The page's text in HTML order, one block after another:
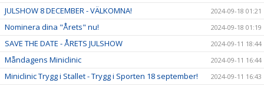
JULSHOW 8 DECEMBER - VÄLKOMNA! 2024-09-18 01:21
Nominera dina "Årets" nu! 2024-09-18 01:19
SAVE THE DATE - ÅRETS JULSHOW 2024-09-11 18:44
Måndagens Miniclinic 2024-09-11 16:44
Miniclinic Trygg i Stallet - Trygg i Sporten 18 september! 2024-09-11 16:43